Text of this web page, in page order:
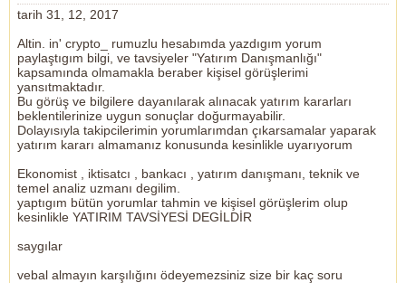
tarih 31, 12, 2017
Altin. in' crypto_ rumuzlu hesabımda yazdıgım yorum
paylaştıgım bilgi, ve tavsiyeler "Yatırım Danışmanlığı"
kapsamında olmamakla beraber kişisel görüşlerimi
yansıtmaktadır.
Bu görüş ve bilgilere dayanılarak alınacak yatırım kararları
beklentilerinize uygun sonuçlar doğurmayabilir.
Dolayısıyla takipcilerimin yorumlarımdan çıkarsamalar yaparak
yatırım kararı almamanız konusunda kesinlikle uyarıyorum
Ekonomist , iktisatcı , bankacı , yatırım danışmanı, teknik ve
temel analiz uzmanı degilim.
yaptıgım bütün yorumlar tahmin ve kişisel görüşlerim olup
kesinlikle YATIRIM TAVSİYESİ DEGİLDİR
saygılar
vebal almayın karşılığını ödeyemezsiniz size bir kaç soru